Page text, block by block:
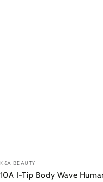
10A
I-
Vendedor:
K&A BEAUTY
10A I-Tip Body Wave